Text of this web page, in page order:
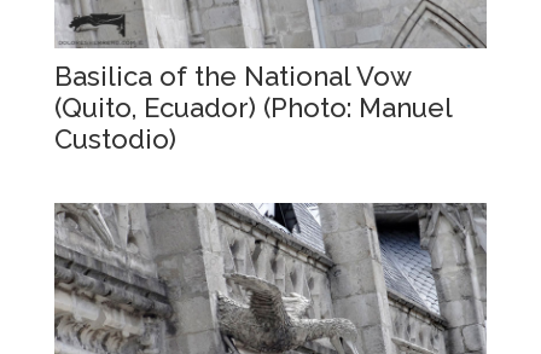
Basilica of the National Vow
(Quito, Ecuador) (Photo: Manuel
Custodio)